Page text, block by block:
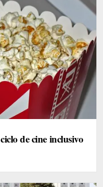
de cine inclusivo